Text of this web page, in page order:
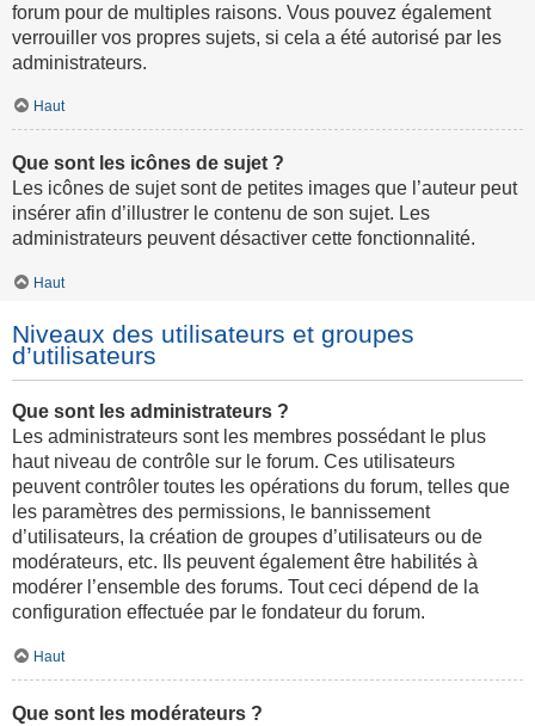
forum pour de multiples raisons. Vous pouvez également
verrouiller vos propres sujets, si cela a été autorisé par les
administrateurs.
Haut
Que sont les icônes de sujet ?
Les icônes de sujet sont de petites images que l’auteur peut
insérer afin d’illustrer le contenu de son sujet. Les
administrateurs peuvent désactiver cette fonctionnalité.
Haut
Niveaux des utilisateurs et groupes
d’utilisateurs
Que sont les administrateurs ?
Les administrateurs sont les membres possédant le plus
haut niveau de contrôle sur le forum. Ces utilisateurs
peuvent contrôler toutes les opérations du forum, telles que
les paramètres des permissions, le bannissement
d’utilisateurs, la création de groupes d’utilisateurs ou de
modérateurs, etc. Ils peuvent également être habilités à
modérer l’ensemble des forums. Tout ceci dépend de la
configuration effectuée par le fondateur du forum.
Haut
Que sont les modérateurs ?